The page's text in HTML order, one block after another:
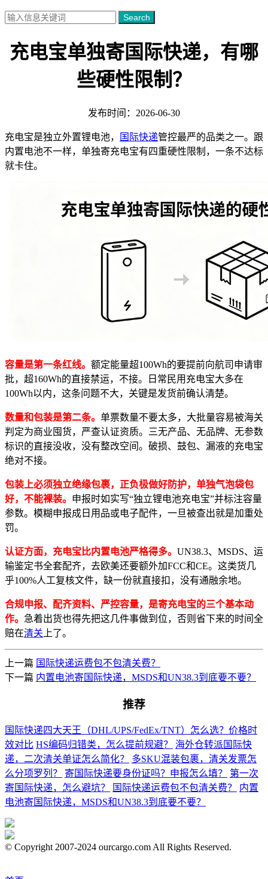
Search
充电宝单独寄国际快递，有哪
些硬性限制？
发布时间：2026-06-30
充电宝是独立外置锂电池， 国际快递管控最严的品类之一。跟
内置电池不一样，单独寄充电宝有四重硬性限制，一条不达标
就卡住。
容量是第一条红线。 额定能量超100Wh的要提前向航司申请审
批，超160Wh的直接禁运，不接。日常民用充电宝大多在
100Wh以内，这条问题不大，关键是发货前确认清楚。
数量和包装是第二条。 单票数量不要太多，大批量容易被海关
判定为商业囤货，严查认证资质。三无产品、无品牌、无参数
标识的直接没收，没有整改空间。破损、鼓包、漏液的充电宝
绝对不接。
包装上必须独立绝缘包裹，正负极做好防护，单独气泡袋包
好，不能裸装。 申报时如实写“独立锂电池充电宝”并标注容量
参数。模糊申报成日用品或电子配件，一旦被查出就是加重处
罚。
认证方面，充电宝比内置电池严格得多。 UN38.3、MSDS、运
输鉴定书全套配齐，去欧美还要额外加FCC和CE。这类货几
乎100%人工复核文件，缺一份就直接扣，没有通融余地。
合规申报、配齐资料、严控容量，是寄充电宝的三个基本动
作。 急着出货也得先把这几件事做到位，否则省下来的时间全
赔在清关 上了。
上一篇 国际快递运费包不包清关费？
下一篇 内置电池寄国际快递，MSDS和UN38.3到底要不要？
推荐
国际快递四大天王（DHL/UPS/FedEx/TNT）怎么选？价格时
效对比 HS编码归错类，怎么提前规避？
海外仓转派国际快
递，二次清关单证怎么简化？
多SKU混装包裹，清关发票怎
么分项罗列？
寄国际快递要身份证吗？申报怎么填？
第一次
寄国际快递，怎么避坑？
国际快递运费包不包清关费？
内置
电池寄国际快递，MSDS和UN38.3到底要不要？
© Copyright 2007-2024 ourcargo.com All Rights Reserved.